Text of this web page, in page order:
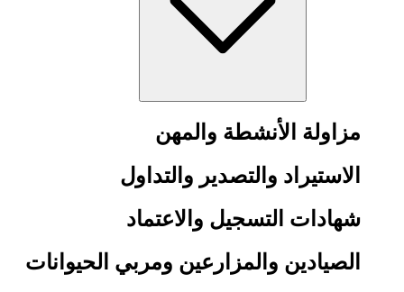
مزاولة الأنشطة والمهن
الاستيراد والتصدير والتداول
شهادات التسجيل والاعتماد
الصيادين والمزارعين ومربي الحيوانات